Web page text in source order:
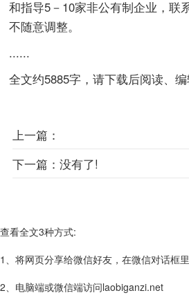
和指导5－10家非公有制企业，联
不随意调整。
......
全文约5885字，请下载后阅读、编
上一篇：
下一篇： 没有了!
查看全文3种方式:
1、将网页分享给微信好友，在微信对话框
2、电脑端或微信端访问laobiganzi.net